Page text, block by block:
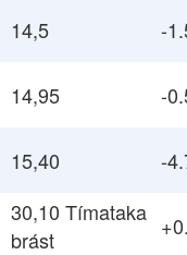
14,5 -
14,95 -
15,40 -
30,10 Tímataka
brást